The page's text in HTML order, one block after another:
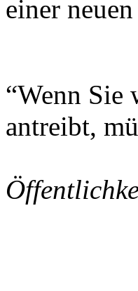
einer
“Wenn Sie
antreibt,